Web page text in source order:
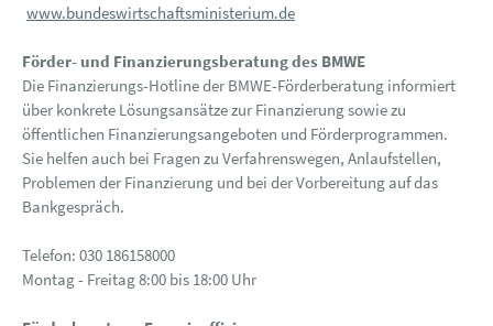
www.bundeswirtschaftsministerium.de
Förder- und Finanzierungsberatung des BMWE
Die Finanzierungs-Hotline der BMWE-Förderberatung informiert
über konkrete Lösungsansätze zur Finanzierung sowie zu
öffentlichen Finanzierungsangeboten und Förderprogrammen.
Sie helfen auch bei Fragen zu Verfahrenswegen, Anlaufstellen,
Problemen der Finanzierung und bei der Vorbereitung auf das
Bankgespräch.
Telefon: 030 186158000
Montag - Freitag 8:00 bis 18:00 Uhr